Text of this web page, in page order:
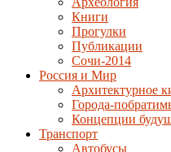
Книги
Прогулки
Публикации
Сочи-2014
Россия и Мир
Архитектурное
Города-
Концепции
Транспорт
Автобусы